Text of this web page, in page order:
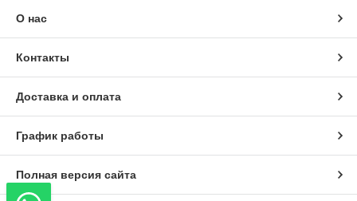
О нас
Контакты
Доставка и оплата
График работы
Полная версия сайта